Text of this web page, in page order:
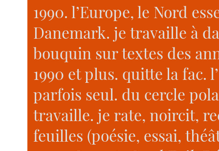
1990. l’Europe, le Nord
Danemark. je travaille à
bouquin sur textes des
1990 et plus. quitte la fac.
parfois seul. du cercle
travaille. je rate, noircit,
feuilles (poésie, essai,